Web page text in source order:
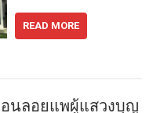
READ MORE
อนลอยแพผู้แสวงบุญ